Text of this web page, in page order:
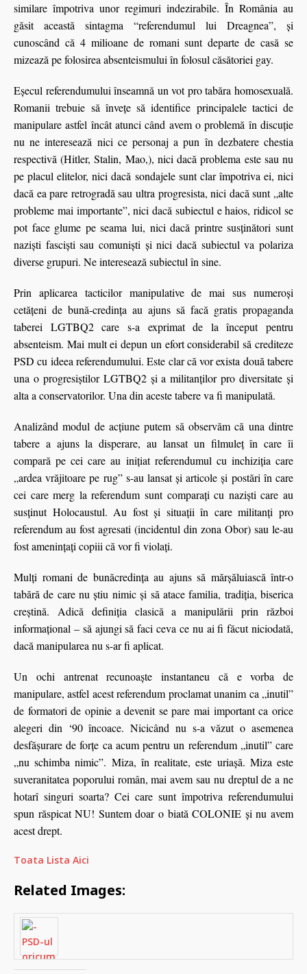
similare împotriva unor regimuri indezirabile. În România au
găsit această sintagma “referendumul lui Dreagnea”, şi
cunoscând că 4 milioane de romani sunt departe de casă se
mizează pe folosirea absenteismului în folosul căsătoriei gay.
Eşecul referendumului înseamnă un vot pro tabăra homosexuală.
Romanii trebuie să înveţe să identifice principalele tactici de
manipulare astfel încât atunci când avem o problemă în discuţie
nu ne interesează nici ce personaj a pun în dezbatere chestia
respectivă (Hitler, Stalin, Mao,), nici dacă problema este sau nu
pe placul elitelor, nici dacă sondajele sunt clar împotriva ei, nici
dacă ea pare retrogradă sau ultra progresista, nici dacă sunt „alte
probleme mai importante”, nici dacă subiectul e haios, ridicol se
pot face glume pe seama lui, nici dacă printre susţinători sunt
nazişti fascişti sau comunişti şi nici dacă subiectul va polariza
diverse grupuri. Ne interesează subiectul în sine.
Prin aplicarea tacticilor manipulative de mai sus numeroşi
cetăţeni de bună-credinţa au ajuns să facă gratis propaganda
taberei LGTBQ2 care s-a exprimat de la început pentru
absenteism. Mai mult ei depun un efort considerabil să crediteze
PSD cu ideea referendumului. Este clar că vor exista două tabere
una o progresiştilor LGTBQ2 şi a militanţilor pro diversitate şi
alta a conservatorilor. Una din aceste tabere va fi manipulată.
Analizând modul de acţiune putem să observăm că una dintre
tabere a ajuns la disperare, au lansat un filmuleţ în care îi
compară pe cei care au iniţiat referendumul cu inchiziţia care
„ardea vrăjitoare pe rug” s-au lansat şi articole şi postări în care
cei care merg la referendum sunt comparaţi cu nazişti care au
susţinut Holocaustul. Au fost şi situaţii în care militanţi pro
referendum au fost agresati (incidentul din zona Obor) sau le-au
fost ameninţaţi copiii că vor fi violaţi.
Mulţi romani de bunăcredinţa au ajuns să mărşăluiască într-o
tabără de care nu ştiu nimic şi să atace familia, tradiţia, biserica
creştină. Adică definiţia clasică a manipulării prin război
informaţional – să ajungi să faci ceva ce nu ai fi făcut niciodată,
dacă manipularea nu s-ar fi aplicat.
Un ochi antrenat recunoaşte instantaneu că e vorba de
manipulare, astfel acest referendum proclamat unanim ca „inutil”
de formatori de opinie a devenit se pare mai important ca orice
alegeri din ‘90 încoace. Nicicând nu s-a văzut o asemenea
desfăşurare de forţe ca acum pentru un referendum „inutil” care
„nu schimba nimic”. Miza, în realitate, este uriaşă. Miza este
suveranitatea poporului român, mai avem sau nu dreptul de a ne
hotarî singuri soarta? Cei care sunt împotriva referendumului
spun răspicat NU! Suntem doar o biată COLONIE şi nu avem
acest drept.
Toata Lista Aici
Related Images: